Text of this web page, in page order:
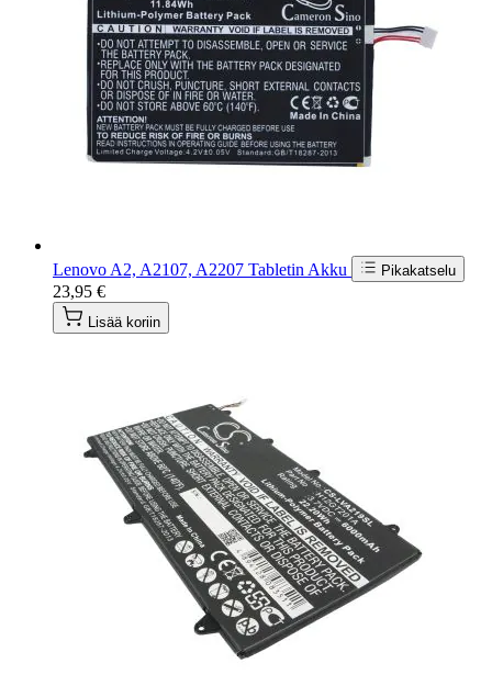
Lenovo A2, A2107, A2207 Tabletin Akku Pikakatselu
23,95 €
Lisää koriin